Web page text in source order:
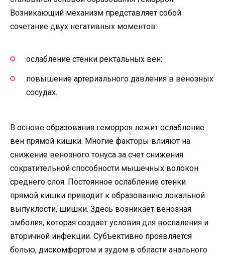
Возникающий механизм представляет собой
сочетание двух негативных моментов:
ослабление стенки ректальных вен;
повышение артериального давления в венозных
сосудах.
В основе образования геморроя лежит ослабление
вен прямой кишки. Многие факторы влияют на
снижение венозного тонуса за счет снижения
сократительной способности мышечных волокон
среднего слоя. Постоянное ослабление стенки
прямой кишки приводит к образованию локальной
выпуклости, шишки. Здесь возникает венозная
эмболия, которая создает условия для воспаления и
вторичной инфекции. Субъективно проявляется
болью, дискомфортом и зудом в области анального